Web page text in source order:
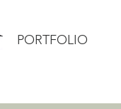
PORTFOLIO